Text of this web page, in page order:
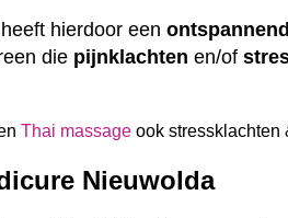
hierdoor een
die pijnklachten en/of
Thai massage ookstressklachten
Nieuwolda